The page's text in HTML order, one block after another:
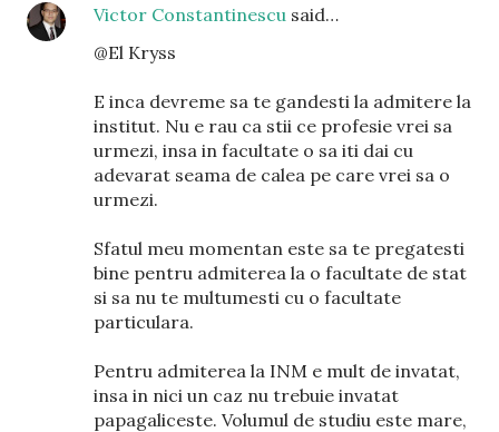
Victor Constantinescu said…
@El Kryss
E inca devreme sa te gandesti la admitere la
institut. Nu e rau ca stii ce profesie vrei sa
urmezi, insa in facultate o sa iti dai cu
adevarat seama de calea pe care vrei sa o
urmezi.
Sfatul meu momentan este sa te pregatesti
bine pentru admiterea la o facultate de stat
si sa nu te multumesti cu o facultate
particulara.
Pentru admiterea la INM e mult de invatat,
insa in nici un caz nu trebuie invatat
papagaliceste. Volumul de studiu este mare,